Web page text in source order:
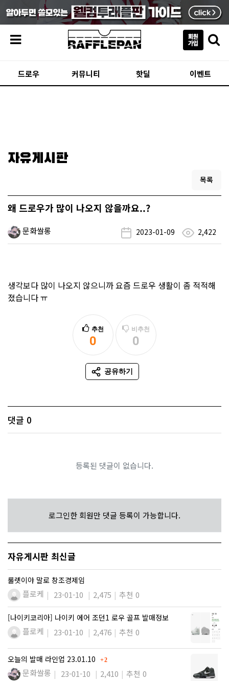
드로우 커뮤니티 핫딜 이벤트
자유게시판
목록
왜 드로우가 많이 나오지 않을까요..?
문화쌀롱 2023-01-09 2,422
생각보다 많이 나오지 않으니까 요즘 드로우 생활이 좀 적적해
졌습니다 ㅠ
추천
0
추천
비추천
0
비추천
공유하기
SNS 공유
댓글 0
등록된 댓글이 없습니다.
로그인한 회원만 댓글 등록이 가능합니다.
자유게시판 최신글
룰렛이야 말로 창조경제임
플로케 23-01-10 2,475 추천 0
[나이키코리아] 나이키 에어 조던1 로우 골프 발매정보
플로케 23-01-10 2,476 추천 0
오늘의 발매 라인업 23.01.10 댓글
2
문화쌀롱 23-01-10 2,410 추천 0